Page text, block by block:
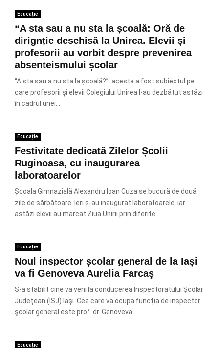
Educație
“A sta sau a nu sta la școală: Oră de
dirignție deschisă la Unirea. Elevii și
profesorii au vorbit despre prevenirea
absenteismului școlar
“A sta sau a nu sta la școală?”, acesta a fost subiectul pe
care profesorii și elevii Colegiului Unirea l-au dezbătut astăzi
în cadrul unei...
Educație
Festivitate dedicată Zilelor Școlii
Ruginoasa, cu inaugurarea
laboratoarelor
Școala Gimnazială Alexandru Ioan Cuza se bucură de două
zile de sărbătoare. Ieri s-au inaugurat laboratoarele, iar
astăzi elevii au marcat Ziua Unirii prin diferite...
Educație
Noul inspector școlar general de la Iași
va fi Genoveva Aurelia Farcaş
S-a stabilit cine va veni la conducerea Inspectoratului Şcolar
Judeţean (ISJ) Iaşi. Cea care va ocupa funcţia de inspector
şcolar general este prof. dr. Genoveva...
Educație